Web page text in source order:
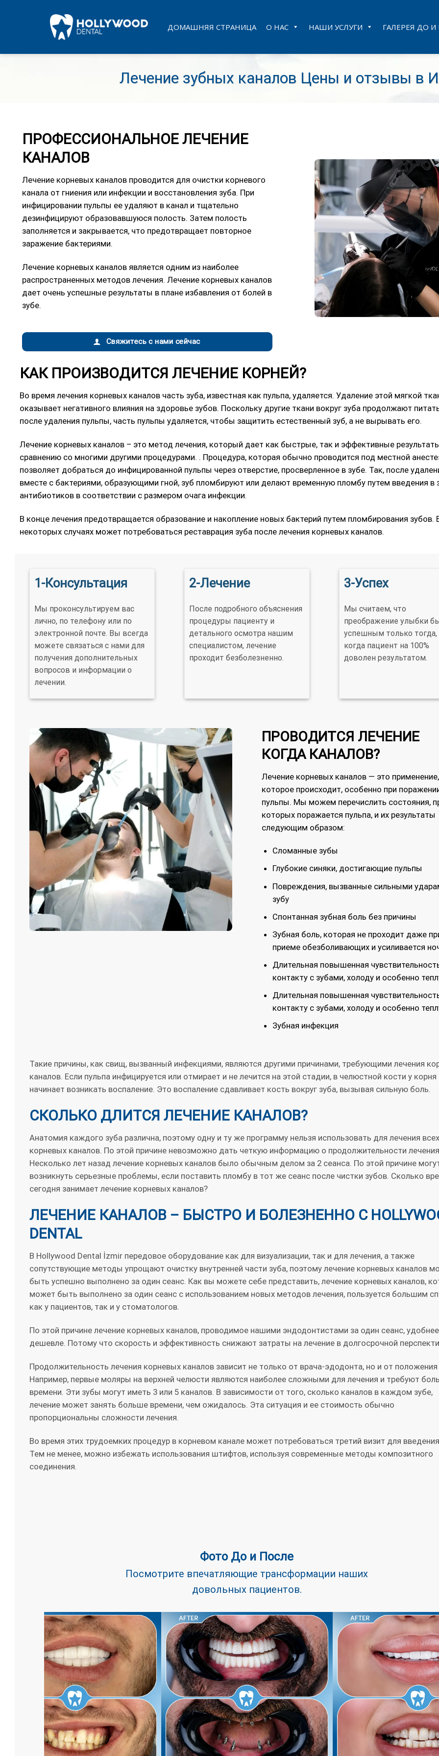
ДОМАШНЯЯ СТРАНИЦА О НАС НАШИ УСЛУГИ ГАЛЕРЕЯ ДО
Лечение зубных каналов Цены и отзывы в
ПРОФЕССИОНАЛЬНОЕ ЛЕЧЕНИЕ
КАНАЛОВ
Лечение корневых каналов проводится для очистки корневого
канала от гниения или инфекции и восстановления зуба. При
инфицировании пульпы ее удаляют в канал и тщательно
дезинфицируют образовавшуюся полость. Затем полость
заполняется и закрывается, что предотвращает повторное
заражение бактериями.
Лечение корневых каналов является одним из наиболее
распространенных методов лечения. Лечение корневых каналов
дает очень успешные результаты в плане избавления от болей в
зубе.
Свяжитесь с нами сейчас
КАК ПРОИЗВОДИТСЯ ЛЕЧЕНИЕ КОРНЕЙ?
Во время лечения корневых каналов часть зуба, известная как пульпа, удаляется. Удаление этой мягкой
оказывает негативного влияния на здоровье зубов. Поскольку другие ткани вокруг зуба продолжают
после удаления пульпы, часть пульпы удаляется, чтобы защитить естественный зуб, а не вырывать его.
Лечение корневых каналов – это метод лечения, который дает как быстрые, так и эффективные
сравнению со многими другими процедурами. . Процедура, которая обычно проводится под местной
позволяет добраться до инфицированной пульпы через отверстие, просверленное в зубе. Так, после
вместе с бактериями, образующими гной, зуб пломбируют или делают временную пломбу путем введения в
антибиотиков в соответствии с размером очага инфекции.
В конце лечения предотвращается образование и накопление новых бактерий путем пломбирования зубов.
некоторых случаях может потребоваться реставрация зуба после лечения корневых каналов.
1-Консультация
Мы проконсультируем вас
лично, по телефону или по
электронной почте. Вы всегда
можете связаться с нами для
получения дополнительных
вопросов и информации о
лечении.
2-Лечение
После подробного объяснения
процедуры пациенту и
детального осмотра нашим
специалистом, лечение
проходит безболезненно.
3-Успех
Мы считаем, что
преображение улыбки
успешным только тогда,
когда пациент на 100%
доволен результатом.
ПРОВОДИТСЯ ЛЕЧЕНИЕ
КОГДА КАНАЛОВ?
Лечение корневых каналов — это применение,
которое происходит, особенно при
пульпы. Мы можем перечислить состояния,
которых поражается пульпа, и их результаты
следующим образом:
Сломанные зубы
Глубокие синяки, достигающие пульпы
Повреждения, вызванные сильными
зубу
Спонтанная зубная боль без причины
Зубная боль, которая не проходит даже
приеме обезболивающих и усиливается
Длительная повышенная
контакту с зубами, холоду и особенно
Длительная повышенная
контакту с зубами, холоду и особенно
Зубная инфекция
Такие причины, как свищ, вызванный инфекциями, являются другими причинами, требующими лечения
каналов. Если пульпа инфицируется или отмирает и не лечится на этой стадии, в челюстной кости у корня
начинает возникать воспаление. Это воспаление сдавливает кость вокруг зуба, вызывая сильную боль.
СКОЛЬКО ДЛИТСЯ ЛЕЧЕНИЕ КАНАЛОВ?
Анатомия каждого зуба различна, поэтому одну и ту же программу нельзя использовать для лечения всех
корневых каналов. По этой причине невозможно дать четкую информацию о продолжительности
Несколько лет назад лечение корневых каналов было обычным делом за 2 сеанса. По этой причине
возникнуть серьезные проблемы, если поставить пломбу в тот же сеанс после чистки зубов. Сколько
сегодня занимает лечение корневых каналов?
ЛЕЧЕНИЕ КАНАЛОВ – БЫСТРО И БОЛЕЗНЕННО С
DENTAL
В Hollywood Dental İzmir передовое оборудование как для визуализации, так и для лечения, а также
сопутствующие методы упрощают очистку внутренней части зуба, поэтому лечение корневых каналов
быть успешно выполнено за один сеанс. Как вы можете себе представить, лечение корневых каналов,
может быть выполнено за один сеанс с использованием новых методов лечения, пользуется большим
как у пациентов, так и у стоматологов.
По этой причине лечение корневых каналов, проводимое нашими эндодонтистами за один сеанс,
дешевле. Потому что скорость и эффективность снижают затраты на лечение в долгосрочной
Продолжительность лечения корневых каналов зависит не только от врача-эдодонта, но и от положения
Например, первые моляры на верхней челюсти являются наиболее сложными для лечения и требуют
времени. Эти зубы могут иметь 3 или 5 каналов. В зависимости от того, сколько каналов в каждом зубе,
лечение может занять больше времени, чем ожидалось. Эта ситуация и ее стоимость обычно
пропорциональны сложности лечения.
Во время этих трудоемких процедур в корневом канале может потребоваться третий визит для
Тем не менее, можно избежать использования штифтов, используя современные методы композитного
соединения.
Фото До и После
Посмотрите впечатляющие трансформации наших
довольных пациентов.